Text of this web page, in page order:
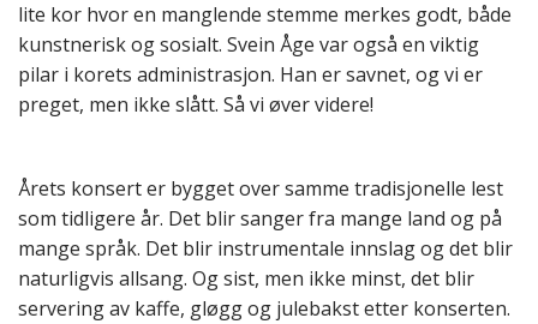
lite kor hvor en manglende stemme merkes godt, både
kunstnerisk og sosialt. Svein Åge var også en viktig
pilar i korets administrasjon. Han er savnet, og vi er
preget, men ikke slått. Så vi øver videre!
Årets konsert er bygget over samme tradisjonelle lest
som tidligere år. Det blir sanger fra mange land og på
mange språk. Det blir instrumentale innslag og det blir
naturligvis allsang. Og sist, men ikke minst, det blir
servering av kaffe, gløgg og julebakst etter konserten.